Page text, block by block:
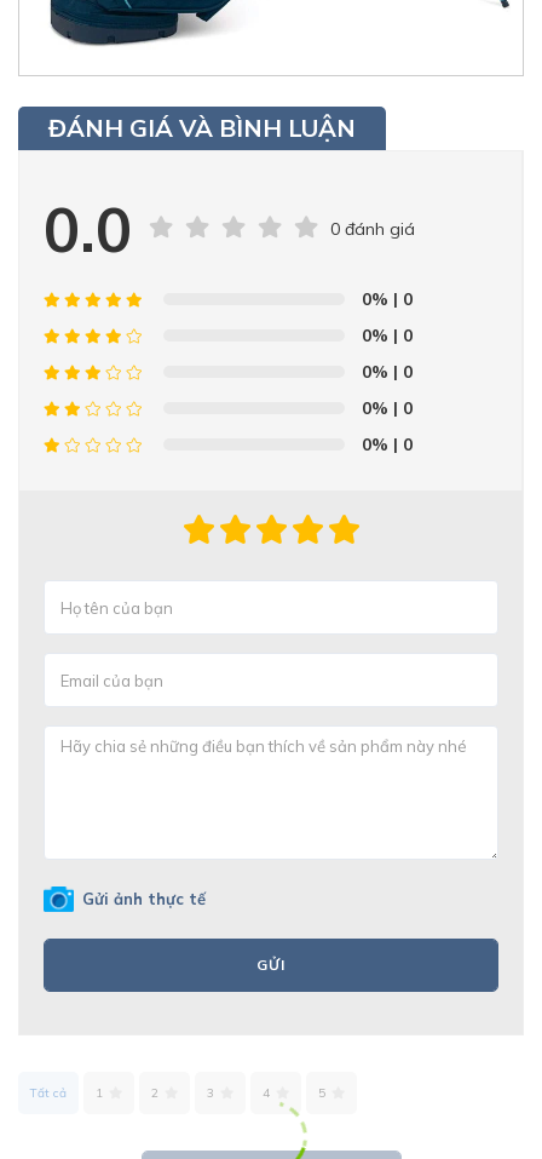
ĐÁNH GIÁ VÀ BÌNH LUẬN
0.0 0 đánh giá
0% | 0
0% | 0
0% | 0
0% | 0
0% | 0
Gửi ảnh thực tế
GỬI
Tất cả 1 2 3 4 5